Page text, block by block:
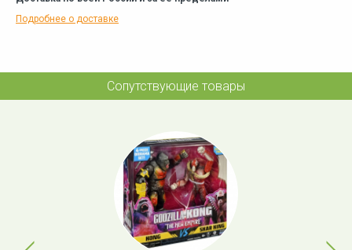
Подробнее о доставке
Сопутствующие товары
Previous Next